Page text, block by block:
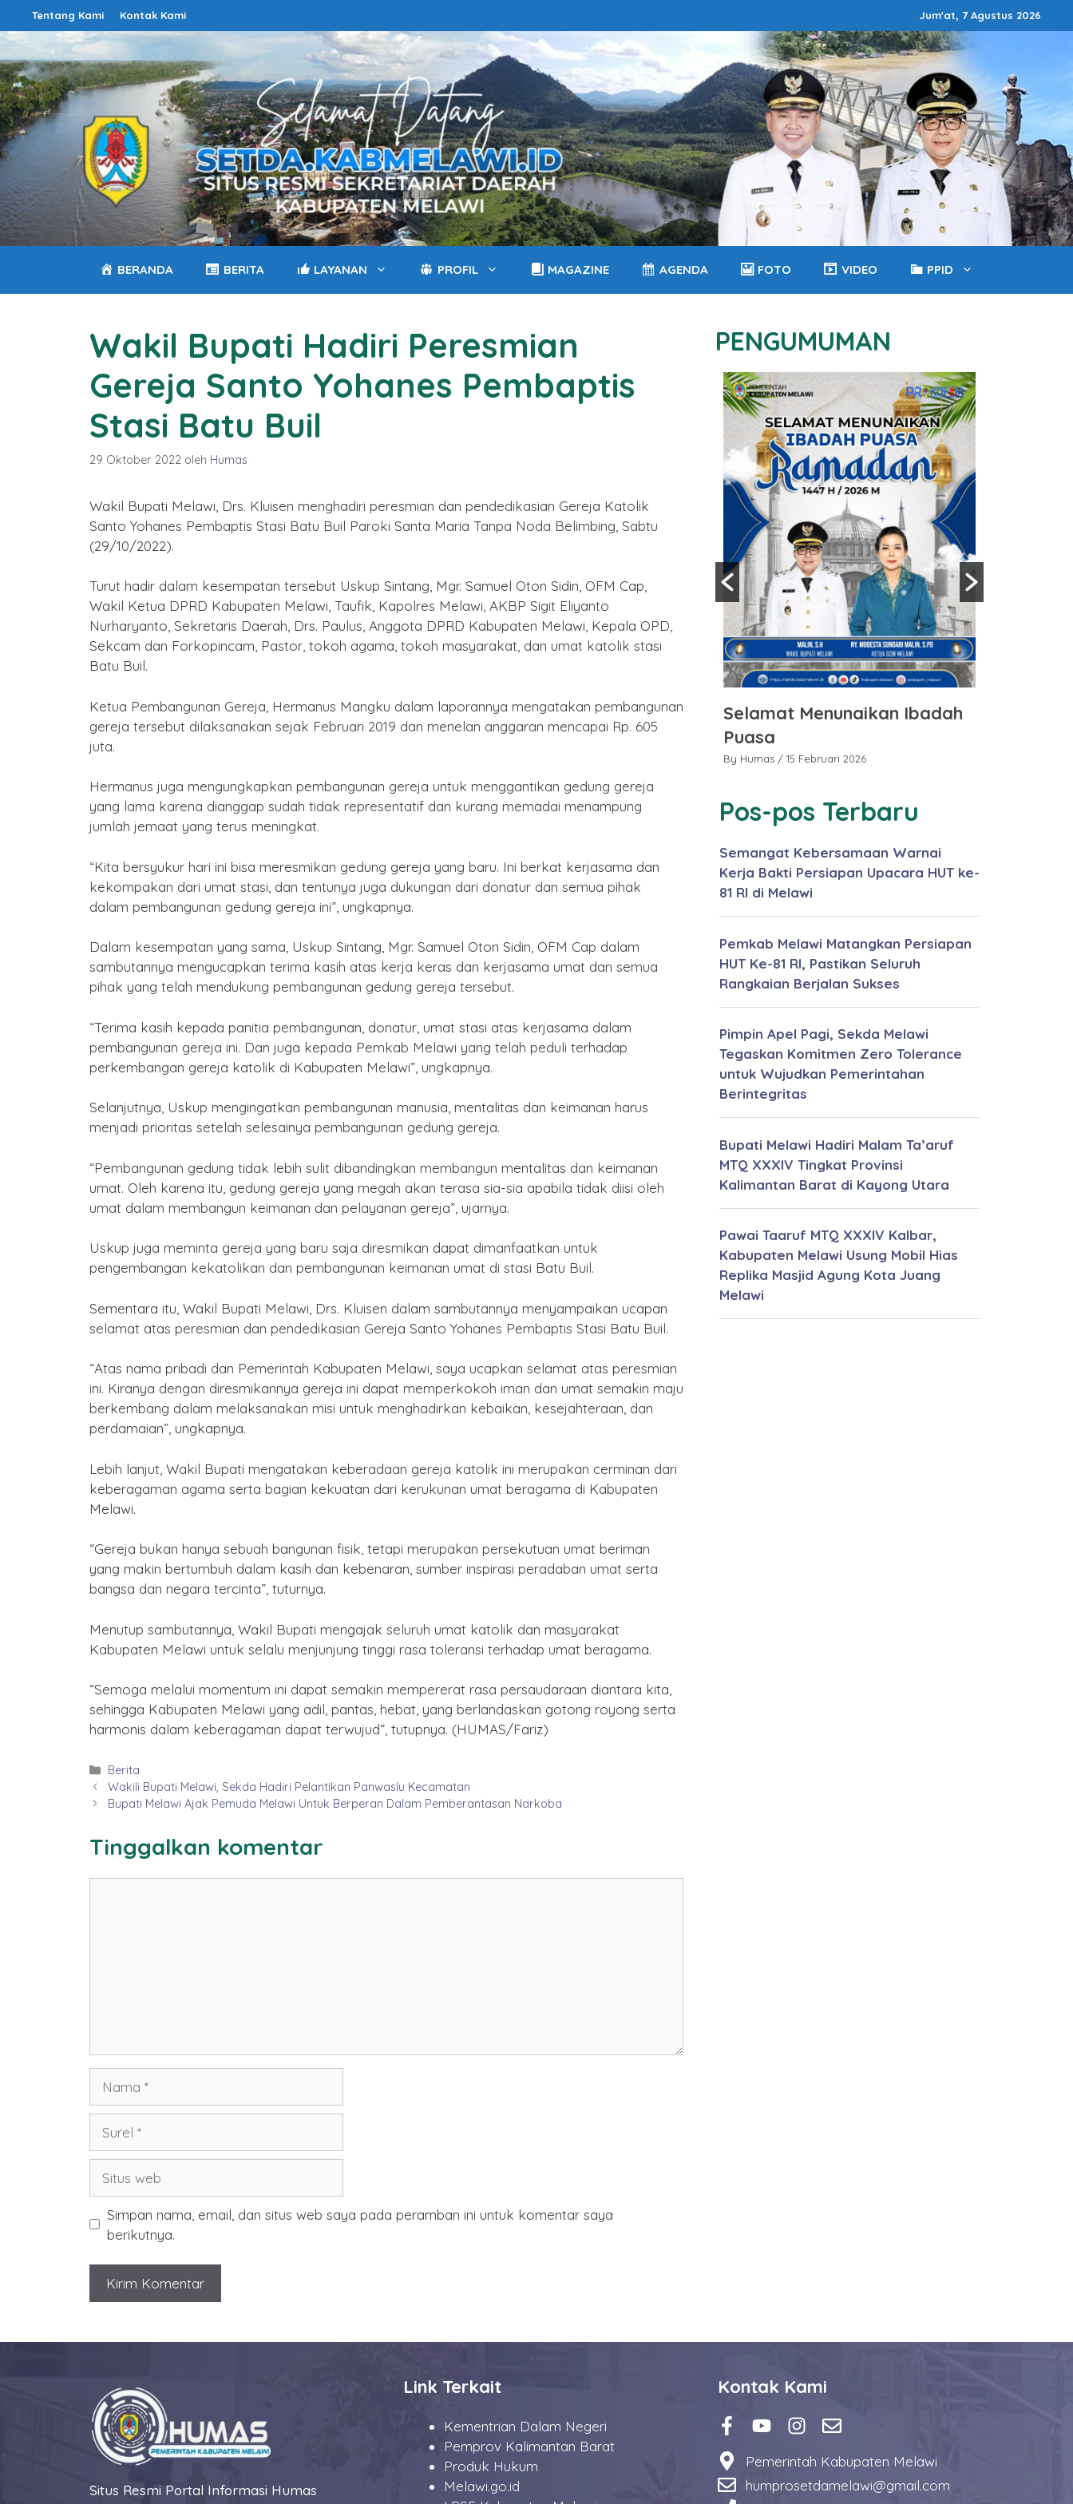
Langsung
ke
Tentang Kami Kontak Kami Jum'at, 7 Agustus 2026
BERANDA BERITA LAYANAN PROFIL MAGAZINE AGENDA FOTO VIDEO PPID
Wakil Bupati Hadiri Peresmian
Gereja Santo Yohanes Pembaptis
Stasi Batu Buil
29 Oktober 2022 oleh Humas
Wakil Bupati Melawi, Drs. Kluisen menghadiri peresmian dan pendedikasian Gereja Katolik
Santo Yohanes Pembaptis Stasi Batu Buil Paroki Santa Maria Tanpa Noda Belimbing, Sabtu
(29/10/2022).
Turut hadir dalam kesempatan tersebut Uskup Sintang, Mgr. Samuel Oton Sidin, OFM Cap,
Wakil Ketua DPRD Kabupaten Melawi, Taufik, Kapolres Melawi, AKBP Sigit Eliyanto
Nurharyanto, Sekretaris Daerah, Drs. Paulus, Anggota DPRD Kabupaten Melawi, Kepala OPD,
Sekcam dan Forkopincam, Pastor, tokoh agama, tokoh masyarakat, dan umat katolik stasi
Batu Buil.
Ketua Pembangunan Gereja, Hermanus Mangku dalam laporannya mengatakan pembangunan
gereja tersebut dilaksanakan sejak Februari 2019 dan menelan anggaran mencapai Rp. 605
juta.
Hermanus juga mengungkapkan pembangunan gereja untuk menggantikan gedung gereja
yang lama karena dianggap sudah tidak representatif dan kurang memadai menampung
jumlah jemaat yang terus meningkat.
“Kita bersyukur hari ini bisa meresmikan gedung gereja yang baru. Ini berkat kerjasama dan
kekompakan dari umat stasi, dan tentunya juga dukungan dari donatur dan semua pihak
dalam pembangunan gedung gereja ini”, ungkapnya.
Dalam kesempatan yang sama, Uskup Sintang, Mgr. Samuel Oton Sidin, OFM Cap dalam
sambutannya mengucapkan terima kasih atas kerja keras dan kerjasama umat dan semua
pihak yang telah mendukung pembangunan gedung gereja tersebut.
“Terima kasih kepada panitia pembangunan, donatur, umat stasi atas kerjasama dalam
pembangunan gereja ini. Dan juga kepada Pemkab Melawi yang telah peduli terhadap
perkembangan gereja katolik di Kabupaten Melawi”, ungkapnya.
Selanjutnya, Uskup mengingatkan pembangunan manusia, mentalitas dan keimanan harus
menjadi prioritas setelah selesainya pembangunan gedung gereja.
“Pembangunan gedung tidak lebih sulit dibandingkan membangun mentalitas dan keimanan
umat. Oleh karena itu, gedung gereja yang megah akan terasa sia-sia apabila tidak diisi oleh
umat dalam membangun keimanan dan pelayanan gereja”, ujarnya.
Uskup juga meminta gereja yang baru saja diresmikan dapat dimanfaatkan untuk
pengembangan kekatolikan dan pembangunan keimanan umat di stasi Batu Buil.
Sementara itu, Wakil Bupati Melawi, Drs. Kluisen dalam sambutannya menyampaikan ucapan
selamat atas peresmian dan pendedikasian Gereja Santo Yohanes Pembaptis Stasi Batu Buil.
“Atas nama pribadi dan Pemerintah Kabupaten Melawi, saya ucapkan selamat atas peresmian
ini. Kiranya dengan diresmikannya gereja ini dapat memperkokoh iman dan umat semakin maju
berkembang dalam melaksanakan misi untuk menghadirkan kebaikan, kesejahteraan, dan
perdamaian”, ungkapnya.
Lebih lanjut, Wakil Bupati mengatakan keberadaan gereja katolik ini merupakan cerminan dari
keberagaman agama serta bagian kekuatan dari kerukunan umat beragama di Kabupaten
Melawi.
“Gereja bukan hanya sebuah bangunan fisik, tetapi merupakan persekutuan umat beriman
yang makin bertumbuh dalam kasih dan kebenaran, sumber inspirasi peradaban umat serta
bangsa dan negara tercinta”, tuturnya.
Menutup sambutannya, Wakil Bupati mengajak seluruh umat katolik dan masyarakat
Kabupaten Melawi untuk selalu menjunjung tinggi rasa toleransi terhadap umat beragama.
“Semoga melalui momentum ini dapat semakin mempererat rasa persaudaraan diantara kita,
sehingga Kabupaten Melawi yang adil, pantas, hebat, yang berlandaskan gotong royong serta
harmonis dalam keberagaman dapat terwujud”, tutupnya. (HUMAS/Fariz)
Kategori
Berita
Wakili Bupati Melawi, Sekda Hadiri Pelantikan Panwaslu Kecamatan
Bupati Melawi Ajak Pemuda Melawi Untuk Berperan Dalam Pemberantasan Narkoba
Tinggalkan komentar
web
Simpan nama, email, dan situs web saya pada peramban ini untuk komentar saya
berikutnya.
PENGUMUMAN
Jadi ke-22
Selamat Tahun Baru Imlek
2577 Kongzili
Selamat Menunaikan Ibadah
Puasa
Selamat Menunaikan Ibadah
Puasa
By Humas / 15 Februari 2026
Pos-pos Terbaru
Semangat Kebersamaan Warnai
Kerja Bakti Persiapan Upacara HUT ke-
81 RI di Melawi
Pemkab Melawi Matangkan Persiapan
HUT Ke-81 RI, Pastikan Seluruh
Rangkaian Berjalan Sukses
Pimpin Apel Pagi, Sekda Melawi
Tegaskan Komitmen Zero Tolerance
untuk Wujudkan Pemerintahan
Berintegritas
Bupati Melawi Hadiri Malam Ta’aruf
MTQ XXXIV Tingkat Provinsi
Kalimantan Barat di Kayong Utara
Pawai Taaruf MTQ XXXIV Kalbar,
Kabupaten Melawi Usung Mobil Hias
Replika Masjid Agung Kota Juang
Melawi
Situs Resmi Portal Informasi Humas
Link Terkait
Kementrian Dalam Negeri
Pemprov Kalimantan Barat
Produk Hukum
Melawi.go.id
Kontak Kami
Pemerintah Kabupaten Melawi
humprosetdamelawi@gmail.com